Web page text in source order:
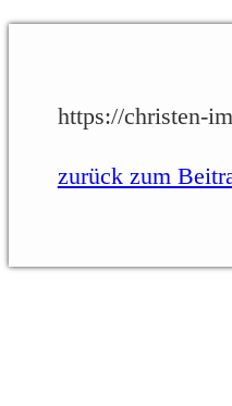
https://christen-
zurück zum